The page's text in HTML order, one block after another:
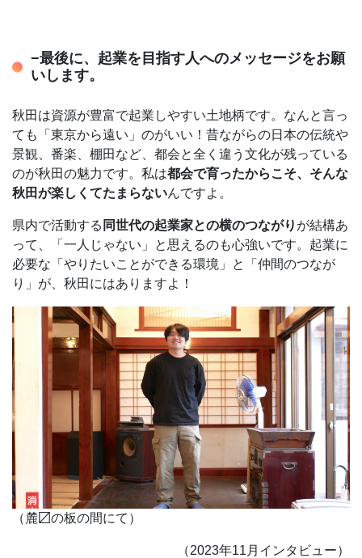
−最後に、起業を目指す人へのメッセージをお願
いします。
秋田は資源が豊富で起業しやすい土地柄です。なんと言っ
ても「東京から遠い」のがいい！昔ながらの日本の伝統や
景観、番楽、棚田など、都会と全く違う文化が残っている
のが秋田の魅力です。私は都会で育ったからこそ、そんな
秋田が楽しくてたまらないんですよ。
県内で活動する 同世代の起業家との横のつながり が結構あ
って、「一人じゃない」と思えるのも心強いです。起業に
必要な「やりたいことができる環境」と「仲間のつなが
り」が、秋田にはありますよ！
（麓〼の板の間にて）
（2023年11月インタビュー）